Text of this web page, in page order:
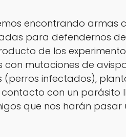
encontrando armas
para defendernos
de los
mutaciones de
(perros infectados),
con un parásito
que nos harán